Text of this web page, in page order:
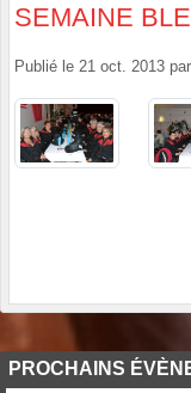
SEMAINE
Publié le 21 oct. 2013 par
PROCHAINS